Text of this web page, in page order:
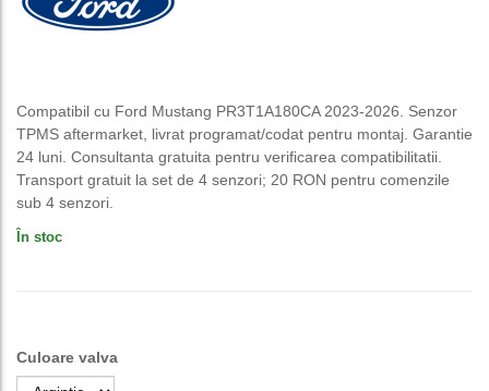
fost:
Compatibil cu Ford Mustang PR3T1A180CA 2023-2026. Senzor
TPMS aftermarket, livrat programat/codat pentru montaj. Garantie
24 luni. Consultanta gratuita pentru verificarea compatibilitatii.
Transport gratuit la set de 4 senzori; 20 RON pentru comenzile
sub 4 senzori.
În stoc
Culoare valva